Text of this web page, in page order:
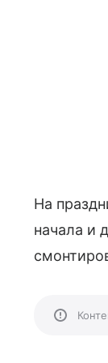
На
начала и